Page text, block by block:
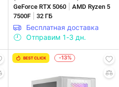
GeForce RTX 5060
AMD Ryzen 5
7500F
32 ГБ
Бесплатная доставка
Отправим 1-3 дн.
BEST CLICK -13%